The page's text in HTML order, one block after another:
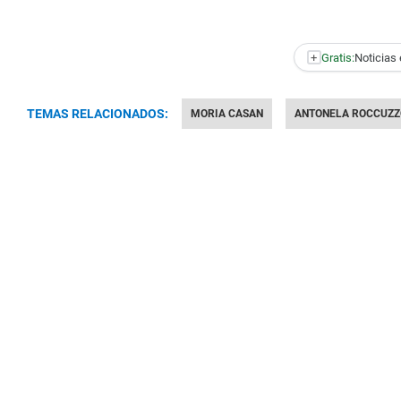
+ Gratis:Noticias
TEMAS RELACIONADOS: MORIA CASAN ANTONELA